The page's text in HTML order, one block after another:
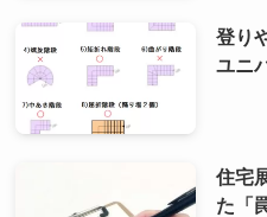
登り
ユニ
住宅
た「